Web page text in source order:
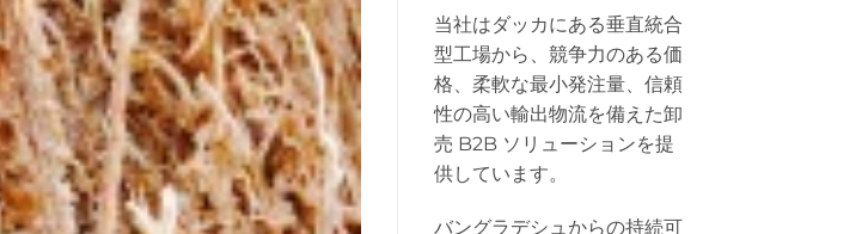
当社はダッカにある垂直統合
型工場から、競争力のある価
格、柔軟な最小発注量、信頼
性の高い輸出物流を備えた卸
売 B2B ソリューションを提
供しています。
バングラデシュからの持続可